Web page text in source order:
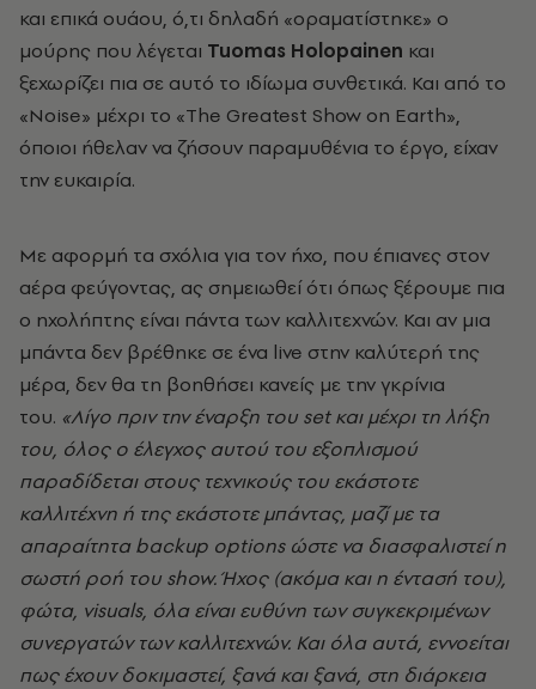
και επικά ουάου, ό,τι δηλαδή «οραματίστηκε» ο
μούρης που λέγεται Tuomas Holopainen και
ξεχωρίζει πια σε αυτό το ιδίωμα συνθετικά. Και από το
«Noise» μέχρι το «The Greatest Show on Earth»,
όποιοι ήθελαν να ζήσουν παραμυθένια το έργο, είχαν
την ευκαιρία.
Με αφορμή τα σχόλια για τον ήχο, που έπιανες στον
αέρα φεύγοντας, ας σημειωθεί ότι όπως ξέρουμε πια
ο ηχολήπτης είναι πάντα των καλλιτεχνών. Και αν μια
μπάντα δεν βρέθηκε σε ένα live στην καλύτερή της
μέρα, δεν θα τη βοηθήσει κανείς με την γκρίνια
του. «Λίγο πριν την έναρξη του set και μέχρι τη λήξη
του, όλος ο έλεγχος αυτού του εξοπλισμού
παραδίδεται στους τεχνικούς του εκάστοτε
καλλιτέχνη ή της εκάστοτε μπάντας, μαζί με τα
απαραίτητα backup options ώστε να διασφαλιστεί η
σωστή ροή του show. Ήχος (ακόμα και η έντασή του),
φώτα, visuals, όλα είναι ευθύνη των συγκεκριμένων
συνεργατών των καλλιτεχνών. Και όλα αυτά, εννοείται
πως έχουν δοκιμαστεί, ξανά και ξανά, στη διάρκεια